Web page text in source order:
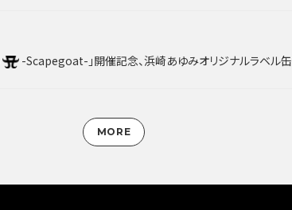
-Scapegoat-」開催記念、浜崎あゆみオリジナルラベル缶ayu缶第２弾 が、
MORE